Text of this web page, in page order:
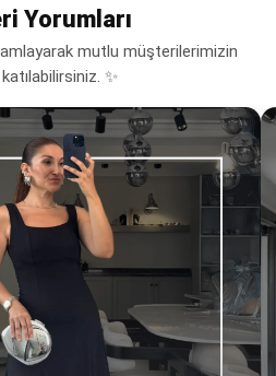
Yorumları
mutlu müşterilerimizin
✨